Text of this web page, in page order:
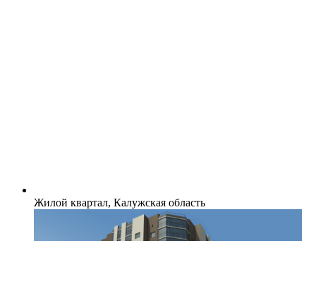
Жилой квартал, Калужская область